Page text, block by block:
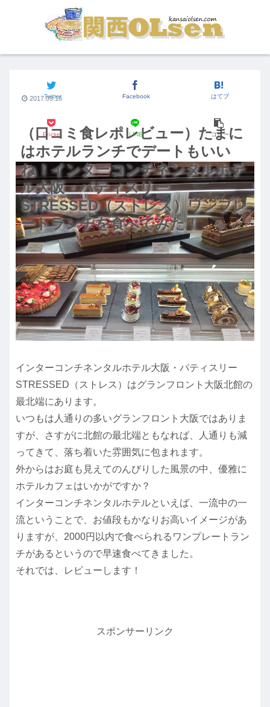
（口コミ食レポレビュー）たまに
はホテルランチでデートもいい
ね！インターコンチネンタルホテ
ル大阪・パティスリー
STRESSED（ストレス）ワンプレ
ートランチを食べてみた！
Twitter Facebook はてブ
Pocket LINE コピー
2017.09.16
インターコンチネンタルホテル大阪・パティスリー
STRESSED（ストレス）はグランフロント大阪北館の
最北端にあります。
いつもは人通りの多いグランフロント大阪ではありま
すが、さすがに北館の最北端ともなれば、人通りも減
ってきて、落ち着いた雰囲気に包まれます。
外からはお庭も見えてのんびりした風景の中、優雅に
ホテルカフェはいかがですか？
インターコンチネンタルホテルといえば、一流中の一
流ということで、お値段もかなりお高いイメージがあ
りますが、2000円以内で食べられるワンプレートラン
チがあるというので早速食べてきました。
それでは、レビューします！
スポンサーリンク